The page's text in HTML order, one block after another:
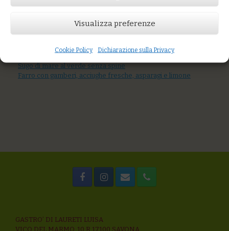
Visualizza preferenze
Cookie Policy Dichiarazione sulla Privacy
AGGIUNGI AL CARRELLO
You might also like
Mix di cereali con verdure di stagione e semi tostati
Sugo di mare al verde senza spine
Farro con gamberi, acciughe fresche, asparagi e limone
GASTRO’ DI LAURETI LUISA
VICO DEL MARMO, 10 R 17100 SAVONA